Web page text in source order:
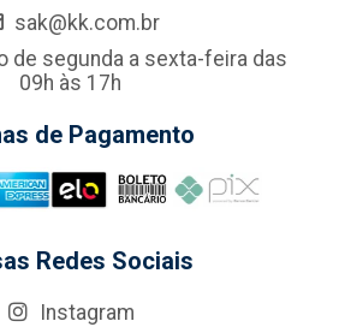
sak@kk.com.br
de segunda a sexta-feira das
09h às 17h
de Pagamento
Redes Sociais
Instagram